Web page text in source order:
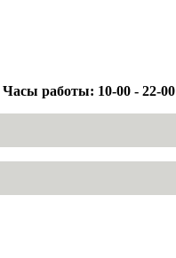
Часы работы: 10-00 - 22-00